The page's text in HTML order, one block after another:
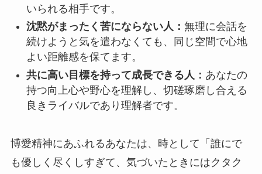
いられる相手です。
沈黙がまったく苦にならない人： 無理に会話を
続けようと気を遣わなくても、同じ空間で心地
よい距離感を保てます。
共に高い目標を持って成長できる人： あなたの
持つ向上心や野心を理解し、切磋琢磨し合える
良きライバルであり理解者です。
博愛精神にあふれるあなたは、時として「誰にで
も優しく尽くしすぎて、気づいたときにはクタク